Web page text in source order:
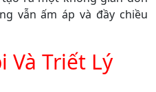
vẫn ấm áp và đầy chiều
Và Triết Lý